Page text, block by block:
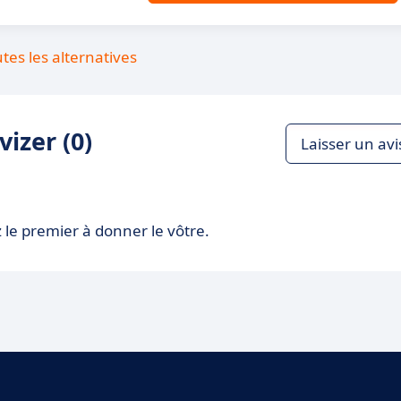
les alternatives
(0) Laisser un
le premier à donner le vôtre.